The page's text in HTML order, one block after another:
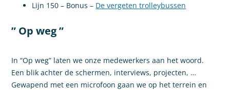
Lijn 150 – Bonus – De vergeten trolleybussen
” Op weg ”
In “Op weg” laten we onze medewerkers aan het woord.
Een blik achter de schermen, interviews, projecten, …
Gewapend met een microfoon gaan we op het terrein en